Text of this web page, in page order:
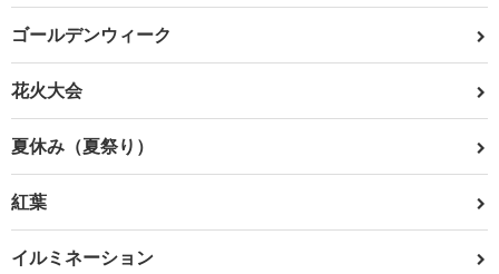
ゴールデンウィーク
花火大会
夏休み（夏祭り）
紅葉
イルミネーション